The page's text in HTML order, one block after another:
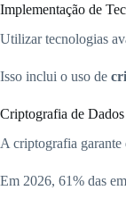
Implementação de
Utilizar tecnologias
Isso inclui o uso de
Criptografia de Dados
A criptografia garante
Em 2026, 61% das